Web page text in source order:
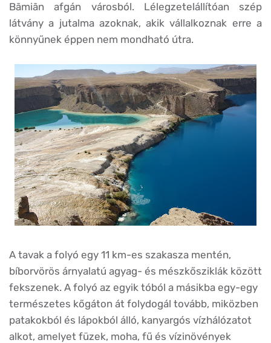
Bāmiān afgán városból. Lélegzetelállítóan szép
látvány a jutalma azoknak, akik vállalkoznak erre a
könnyűnek éppen nem mondható útra.
A tavak a folyó egy 11 km-es szakasza mentén,
bíborvörös árnyalatú agyag- és mészkősziklák között
fekszenek. A folyó az egyik tóból a másikba egy-egy
természetes kőgáton át folydogál tovább, miközben
patakokból és lápokból álló, kanyargós vízhálózatot
alkot, amelyet füzek, moha, fű és vízinövények